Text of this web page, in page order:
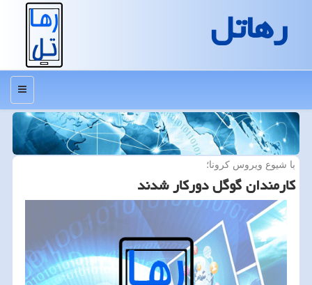
رهاتل
منو
با شیوع ویروس كرونا؛
كارمندان گوگل دوركار شدند